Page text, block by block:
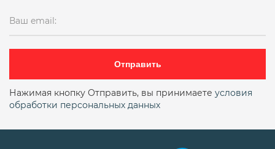
Ваш email:
Отправить
Нажимая кнопку Отправить, вы принимаете условия
обработки персональных данных